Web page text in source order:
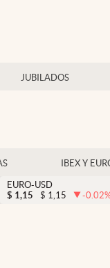
JUBILADOS
IBEX Y
EURO-USD
$ 1,15 $ 1,15 -0.02